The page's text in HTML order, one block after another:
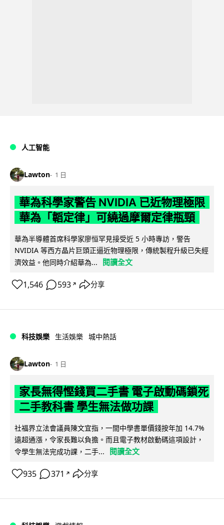
人工智能
Lawton 1 日
華為科學家警告 NVIDIA 已近物理極限
華為「韜定律」可繞過摩爾定律瓶頸
華為半導體首席科學家廖恒罕見接受近 5 小時專訪，警告
NVIDIA 等西方晶片巨頭正逼近物理極限，傳統製程升級已失經
濟效益。他同時介紹華為...
閱讀全文
1,546 593 ↗ 分享
科技娛樂 生活娛樂 城中熱話
Lawton 1 日
家長無得慳錢買二手書 電子啟動碼鎖死
二手教科書 學生無法做功課
社福界立法會議員陳文宜指，一間中學書單價錢按年加 14.7%
遠超通漲，令家長難以負擔。而且電子教材啟動碼這項設計，
令學生無法完成功課，二手...
閱讀全文
935 371 ↗ 分享